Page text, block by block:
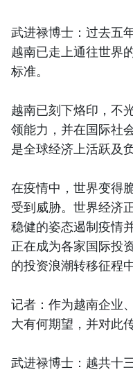
武进禄博士：过去五
越南已走上通往世界
标准。
越南已刻下烙印，不
领能力，并在国际社
是全球经济上活跃及
在疫情中，世界变得
受到威胁。世界经济
稳健的姿态遏制疫情
正在成为各家国际投
的投资浪潮转移征程
记者：作为越南企业
大有何期望，并对此
武进禄博士：越共十